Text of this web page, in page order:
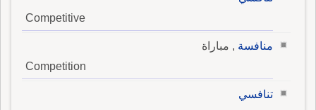
Competitive
منافسة , مباراة
Competition
تنافسي